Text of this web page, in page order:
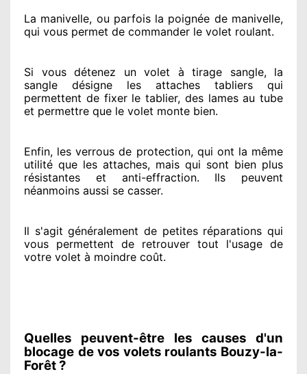
La manivelle, ou parfois la poignée de manivelle,
qui vous permet de commander le volet roulant.
Si vous détenez un volet à tirage sangle, la
sangle désigne les attaches tabliers qui
permettent de fixer le tablier, des lames au tube
et permettre que le volet monte bien.
Enfin, les verrous de protection, qui ont la même
utilité que les attaches, mais qui sont bien plus
résistantes et anti-effraction. Ils peuvent
néanmoins aussi se casser.
Il s'agit généralement de petites réparations qui
vous permettent de retrouver tout l'usage de
votre volet à moindre coût.
Quelles peuvent-être les causes d'un
blocage de vos volets roulants Bouzy-la-
Forêt ?